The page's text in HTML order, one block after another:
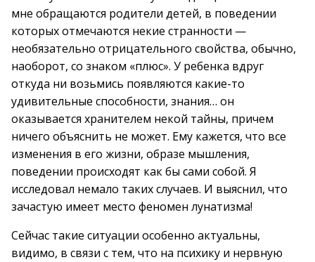
мне обращаются родители детей, в поведении
которых отмечаются некие странности —
необязательно отрицательного свойства, обычно,
наоборот, со знаком «плюс». У ребенка вдруг
откуда ни возьмись появляются какие-то
удивительные способности, знания… он
оказывается хранителем некой тайны, причем
ничего объяснить не может. Ему кажется, что все
изменения в его жизни, образе мышления,
поведении происходят как бы сами собой. Я
исследовал немало таких случаев. И выяснил, что
зачастую имеет место феномен лунатизма!
Сейчас такие ситуации особенно актуальны,
видимо, в связи с тем, что на психику и нервную